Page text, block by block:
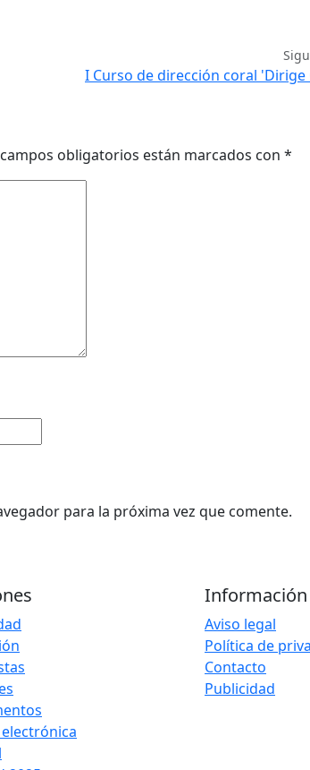
I Curso de dirección coral 'Dirige
obligatorios están marcados con *
para la próxima vez que comente.
Información
Aviso legal
Política de
Contacto
Publicidad